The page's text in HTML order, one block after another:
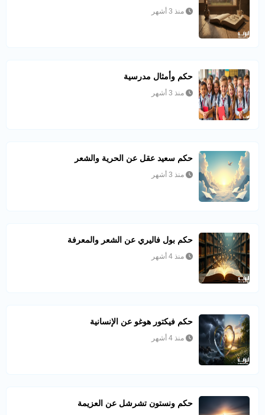
منذ 3 أشهر
حكم وأمثال مدرسية
منذ 3 أشهر
حكم سعيد عقل عن الحرية والشعر
منذ 3 أشهر
حكم بول فاليري عن الشعر والمعرفة
منذ 4 أشهر
حكم فيكتور هوغو عن الإنسانية
منذ 4 أشهر
حكم ونستون تشرشل عن العزيمة